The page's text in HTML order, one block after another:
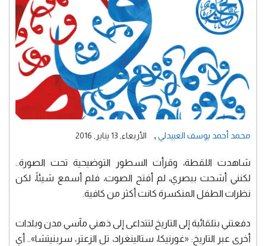
محمد أحمد يوسف العبيدلي , الأربعاء, 13 يناير, 2016
شاهدت اللقطة، وقرأت السطور التوضيحية تحت الصورة..
لكنني أشحت ببصري، لم أفتح الصوت، فلم أسمع شيئاً، لكن
نظرات الطفل المنكسرة كانت أكثر من كافية.
دفعتني بتلقائية إلى التاريخ لتتداعى إلى ذهني مآسي مدن وبلدات
أخرى عبر التاريخ: «غورنيكا، ستالينغراد، تل الزعتر، سربنيتشا».. أي